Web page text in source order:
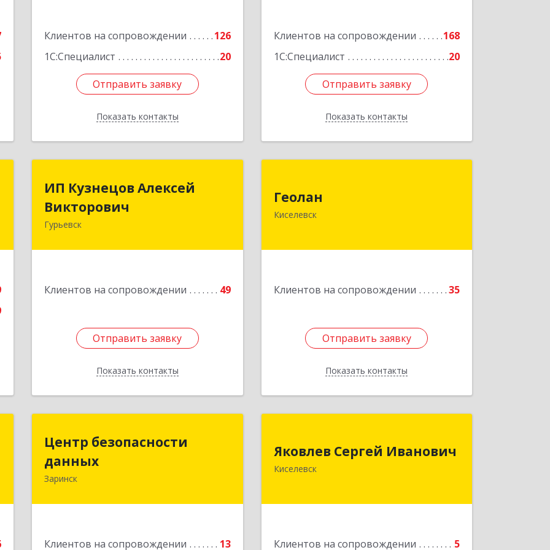
Клиентов на сопровождении
126
1С:Специалист
20
Отправить заявку
Показать контакты
Отправить заявку
Назад
Клиентов на сопровождении
168
1С:Специалист
20
Отправить заявку
Показать контакты
Отправить заявку
Назад
ИП Кузнецов Алексей
Викторович
Гурьевск
Клиентов на сопровождении 49
Отправить заявку
Показать контакты
ИП Кузнецов Алексей
Викторович
652780, Кемеровская обл, Гурьевский
Подробнее
Отправить заявку
Назад
Геолан
Киселевск
Клиентов на сопровождении 35
Отправить заявку
Показать контакты
Подробнее
Отправить заявку
Назад
Центр безопасности
данных
Заринск
Клиентов на сопровождении 13
Центр безопасности
данных
659100, Алтайский край, Заринск г,
Яковлев Сергей Иванович
Киселевск
Клиентов на сопровождении 5
650002, Кемеровская обл, г.Кемерово,
пр-т Шахтеров, дом № 90, кв.104
Подробнее